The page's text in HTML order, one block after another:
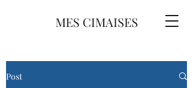
MES CIMAISES
Post